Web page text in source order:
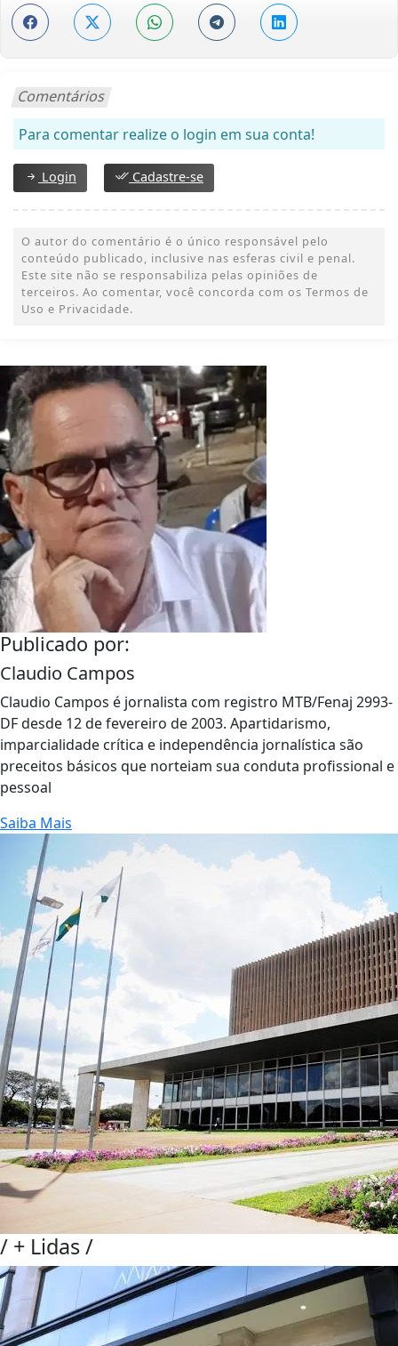
Comentários
Para comentar realize o login em sua conta!
Login Cadastre-se
O autor do comentário é o único responsável pelo
conteúdo publicado, inclusive nas esferas civil e penal.
Este site não se responsabiliza pelas opiniões de
terceiros. Ao comentar, você concorda com os Termos de
Uso e Privacidade.
Publicado por:
Claudio Campos
Claudio Campos é jornalista com registro MTB/Fenaj 2993-
DF desde 12 de fevereiro de 2003. Apartidarismo,
imparcialidade crítica e independência jornalística são
preceitos básicos que norteiam sua conduta profissional e
pessoal
Saiba Mais
/ + Lidas/